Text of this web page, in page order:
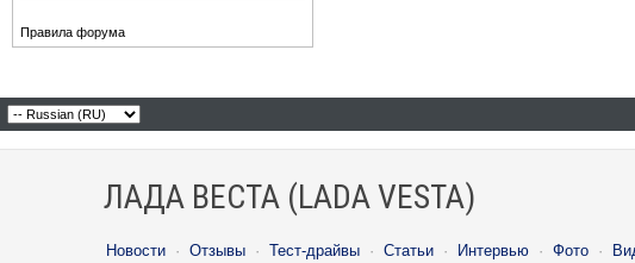
Правила форума
ЛАДА ВЕСТА (LADA VESTA)
Новости · Отзывы · Тест-драйвы · Статьи · Интервью · Фото ·